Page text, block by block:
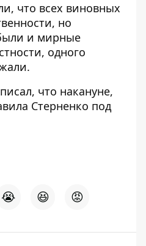
что всех виновных
, но
и мирные
одного
писал, что накануне,
Стерненко под
😭 😆 😡